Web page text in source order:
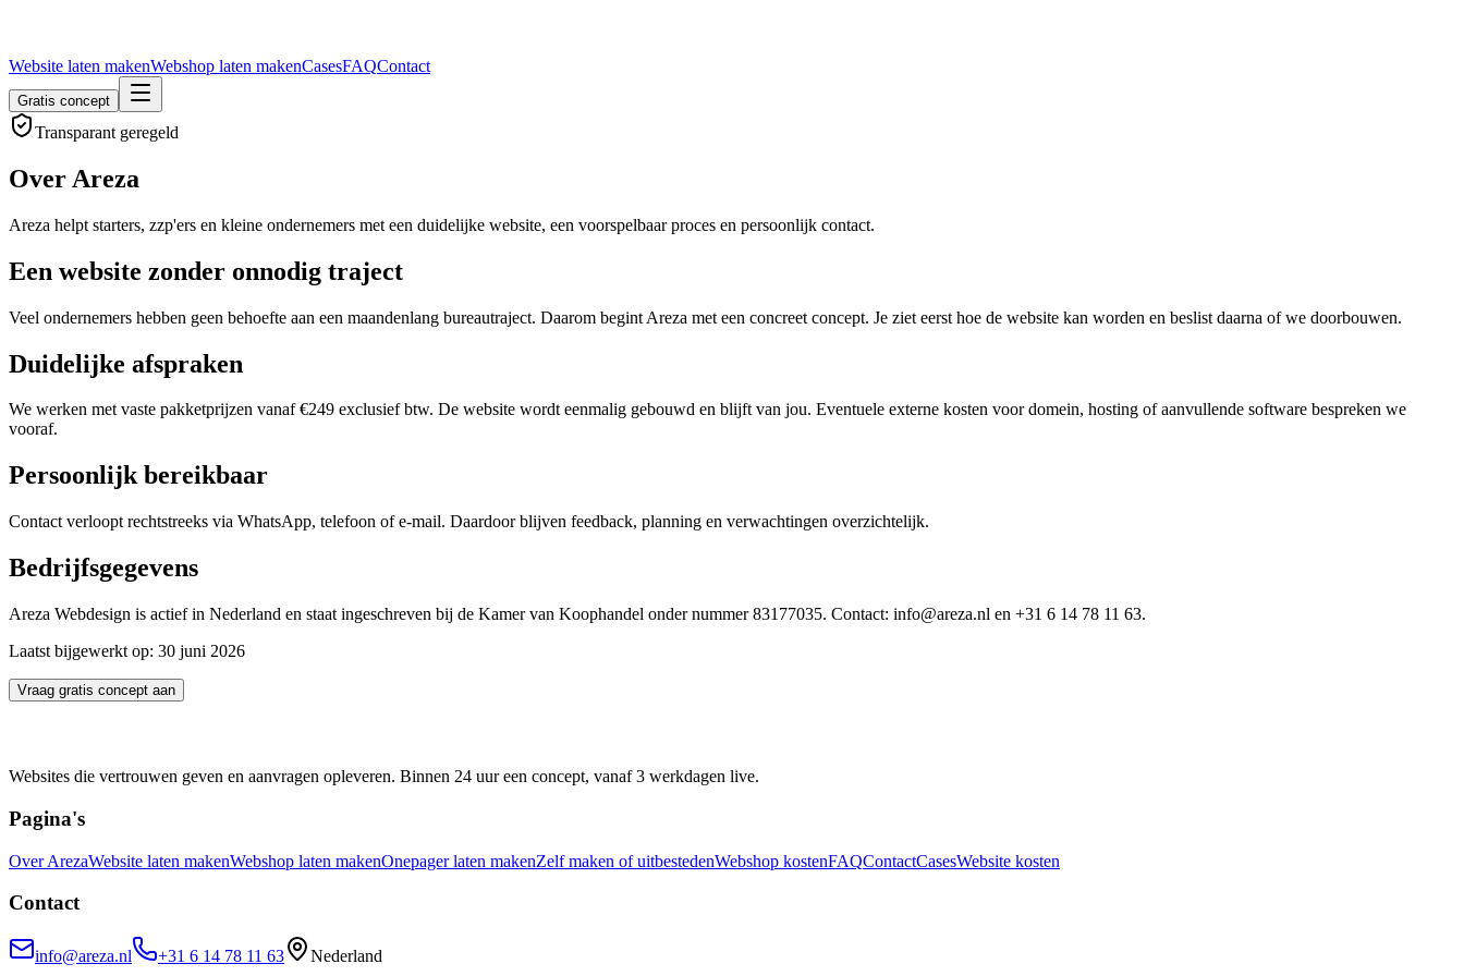
Website laten makenWebshop laten makenCasesFAQContact
Gratis concept
Transparant geregeld
Over Areza
Areza helpt starters, zzp'ers en kleine ondernemers met een duidelijke website, een voorspelbaar proces en persoonlijk contact.
Een website zonder onnodig traject
Veel ondernemers hebben geen behoefte aan een maandenlang bureautraject. Daarom begint Areza met een concreet concept. Je ziet eerst hoe de website kan worden en beslist daarna of we doorbouwen.
Duidelijke afspraken
We werken met vaste pakketprijzen vanaf €249 exclusief btw. De website wordt eenmalig gebouwd en blijft van jou. Eventuele externe kosten voor domein, hosting of aanvullende software bespreken we
vooraf.
Persoonlijk bereikbaar
Contact verloopt rechtstreeks via WhatsApp, telefoon of e-mail. Daardoor blijven feedback, planning en verwachtingen overzichtelijk.
Bedrijfsgegevens
Areza Webdesign is actief in Nederland en staat ingeschreven bij de Kamer van Koophandel onder nummer 83177035. Contact: info@areza.nl en +31 6 14 78 11 63.
Laatst bijgewerkt op: 30 juni 2026
Vraag gratis concept aan
Websites die vertrouwen geven en aanvragen opleveren. Binnen 24 uur een concept, vanaf 3 werkdagen live.
Pagina's
Over ArezaWebsite laten makenWebshop laten makenOnepager laten makenZelf maken of uitbestedenWebshop kostenFAQContactCasesWebsite kosten
Contact
info@areza.nl +31 6 14 78 11 63 Nederland